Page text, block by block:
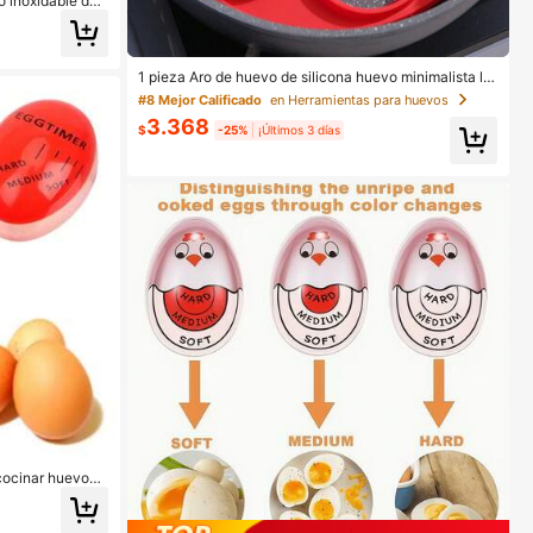
de huevo fá
huevo - Herra
huevos,
que cambi
para hu
1 pieza Aro de huevo de silicona huevo minimalista lis
o para cocina
#8 Mejor Calificado en Herramientas para huevos
$3.368 -25% ¡Últimos 3 días